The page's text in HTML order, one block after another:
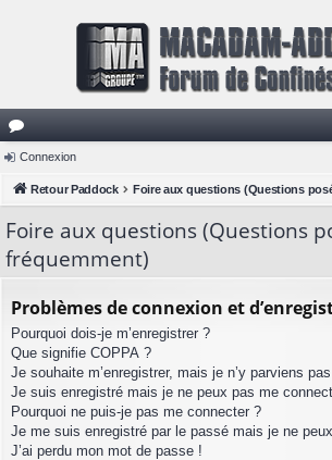
or
u
m
s
Connexion
Retour Paddock Foire aux questions (Questions
Foire aux questions (Questions
fréquemment)
Problèmes de connexion et
Pourquoi dois-je m’enregistrer ?
Que signifie COPPA ?
Je souhaite m’enregistrer, mais je n’y parviens
Je suis enregistré mais je ne peux pas me
Pourquoi ne puis-je pas me connecter ?
Je me suis enregistré par le passé mais je ne
J’ai perdu mon mot de passe !